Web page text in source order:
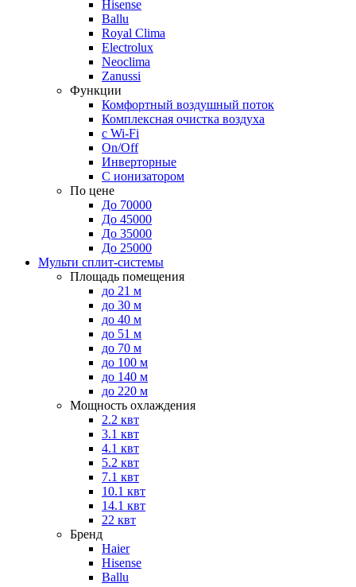
Hisense
Ballu
Royal Clima
Electrolux
Neoclima
Zanussi
Функции
Комфортный воздушный поток
Комплексная очистка воздуха
с Wi-Fi
On/Off
Инверторные
С ионизатором
По цене
До 70000
До 45000
До 35000
До 25000
Мульти сплит-системы
Площадь помещения
до 21 м
до 30 м
до 40 м
до 51 м
до 70 м
до 100 м
до 140 м
до 220 м
Мощность охлаждения
2.2 квт
3.1 квт
4.1 квт
5.2 квт
7.1 квт
10.1 квт
14.1 квт
22 квт
Бренд
Haier
Hisense
Ballu